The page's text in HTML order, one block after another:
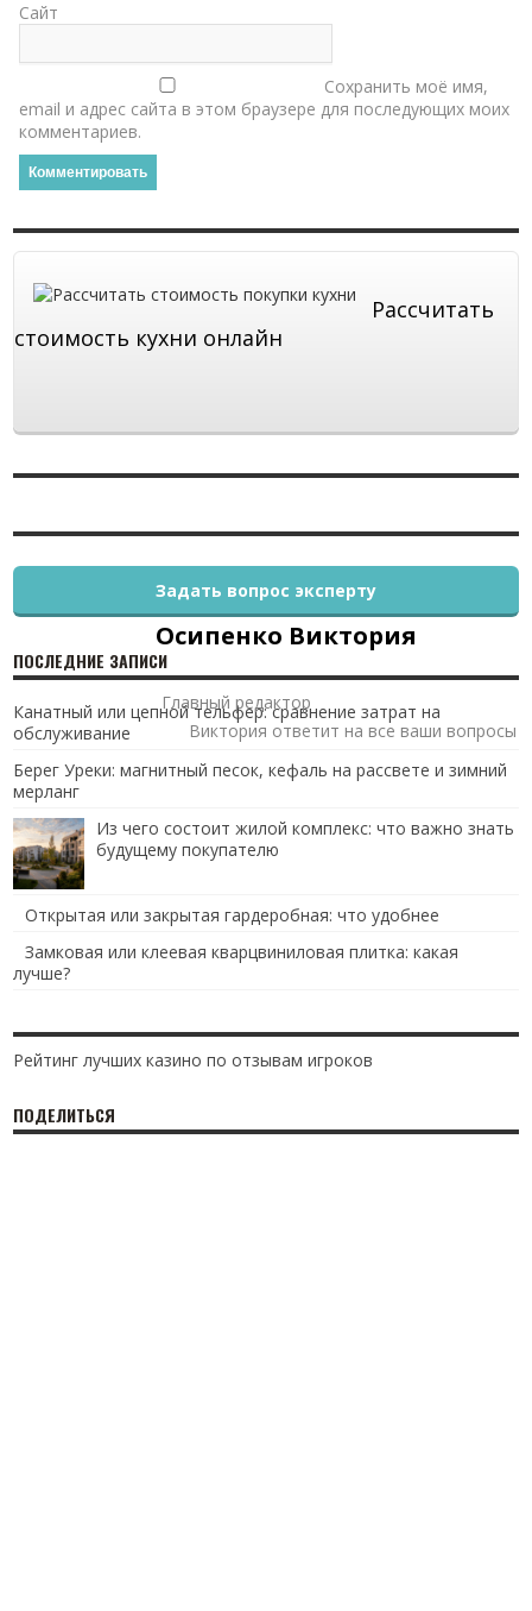
Сайт
Сохранить моё имя,
email и адрес сайта в этом браузере для последующих моих
комментариев.
Рассчитать
стоимость кухни онлайн
Осипенко Виктория
Главный редактор
Виктория ответит на все ваши вопросы
Задать вопрос эксперту
ПОСЛЕДНИЕ ЗАПИСИ
Канатный или цепной тельфер: сравнение затрат на
обслуживание
Берег Уреки: магнитный песок, кефаль на рассвете и зимний
мерланг
Из чего состоит жилой комплекс: что важно знать
будущему покупателю
Открытая или закрытая гардеробная: что удобнее
Замковая или клеевая кварцвиниловая плитка: какая
лучше?
Рейтинг лучших казино по отзывам игроков
ПОДЕЛИТЬСЯ